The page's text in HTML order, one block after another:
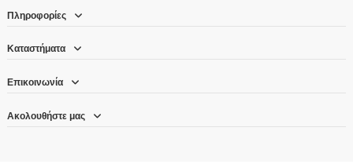
Πληροφορίες
Καταστήματα
Επικοινωνία
Ακολουθήστε μας